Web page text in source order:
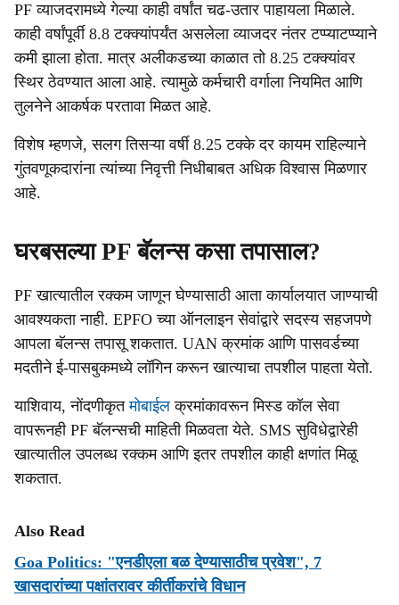
PF व्याजदरामध्ये गेल्या काही वर्षांत चढ-उतार पाहायला मिळाले.
काही वर्षांपूर्वी 8.8 टक्क्यांपर्यंत असलेला व्याजदर नंतर टप्प्याटप्प्याने
कमी झाला होता. मात्र अलीकडच्या काळात तो 8.25 टक्क्यांवर
स्थिर ठेवण्यात आला आहे. त्यामुळे कर्मचारी वर्गाला नियमित आणि
तुलनेने आकर्षक परतावा मिळत आहे.
विशेष म्हणजे, सलग तिसऱ्या वर्षी 8.25 टक्के दर कायम राहिल्याने
गुंतवणूकदारांना त्यांच्या निवृत्ती निधीबाबत अधिक विश्वास मिळणार
आहे.
घरबसल्या PF बॅलन्स कसा तपासाल?
PF खात्यातील रक्कम जाणून घेण्यासाठी आता कार्यालयात जाण्याची
आवश्यकता नाही. EPFO च्या ऑनलाइन सेवांद्वारे सदस्य सहजपणे
आपला बॅलन्स तपासू शकतात. UAN क्रमांक आणि पासवर्डच्या
मदतीने ई-पासबुकमध्ये लॉगिन करून खात्याचा तपशील पाहता येतो.
याशिवाय, नोंदणीकृतमोबाईलक्रमांकावरून मिस्ड कॉल सेवा
वापरूनही PF बॅलन्सची माहिती मिळवता येते. SMS सुविधेद्वारेही
खात्यातील उपलब्ध रक्कम आणि इतर तपशील काही क्षणांत मिळू
शकतात.
Also Read
Goa Politics: "एनडीएला बळ देण्यासाठीच प्रवेश", 7
खासदारांच्या पक्षांतरावर कीर्तीकरांचे विधान